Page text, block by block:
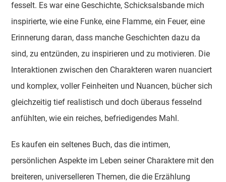
fesselt. Es war eine Geschichte, Schicksalsbande mich
inspirierte, wie eine Funke, eine Flamme, ein Feuer, eine
Erinnerung daran, dass manche Geschichten dazu da
sind, zu entzünden, zu inspirieren und zu motivieren. Die
Interaktionen zwischen den Charakteren waren nuanciert
und komplex, voller Feinheiten und Nuancen, bücher sich
gleichzeitig tief realistisch und doch überaus fesselnd
anfühlten, wie ein reiches, befriedigendes Mahl.
Es kaufen ein seltenes Buch, das die intimen,
persönlichen Aspekte im Leben seiner Charaktere mit den
breiteren, universelleren Themen, die die Erzählung